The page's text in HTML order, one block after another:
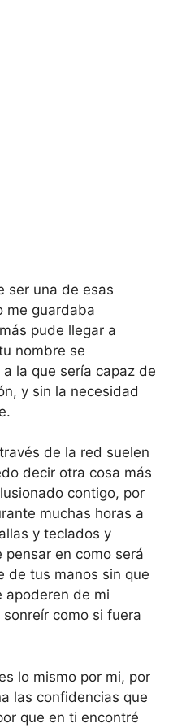
ser una de esas
me guardaba
pude llegar a
nombre se
la que sería capaz de
y sin la necesidad
de la red suelen
decir otra cosa más
contigo, por
muchas horas a
y teclados y
en como será
de tus manos sin que
apoderen de mi
como si fuera
lo mismo por mi, por
las confidencias que
que en ti encontré